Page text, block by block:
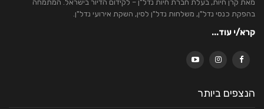
מאת קרן חיות, בעלת חברת חיות נדל"ן – לקידום הדיור בישראל. המתמחה
בהפקת כנסי נדל"ן, משלחות נדל"ן לסין, השקת אירועי נדל"ן.
קרא/י עוד...
הנצפים ביותר